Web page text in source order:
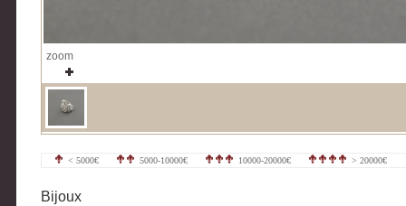
zoom
< 5000€ 5000-10000€ 10000-20000€ > 20000€
Bijoux